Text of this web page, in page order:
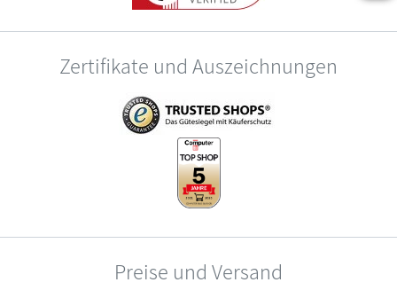
Zertifikate und Auszeichnungen
Preise und Versand